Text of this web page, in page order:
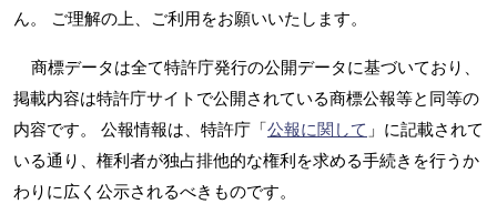
ん。 ご理解の上、ご利用をお願いいたします。
商標データは全て特許庁発行の公開データに基づいており、
掲載内容は特許庁サイトで公開されている商標公報等と同等の
内容です。 公報情報は、特許庁「公報に関して 」に記載されて
いる通り、権利者が独占排他的な権利を求める手続きを行うか
わりに広く公示されるべきものです。